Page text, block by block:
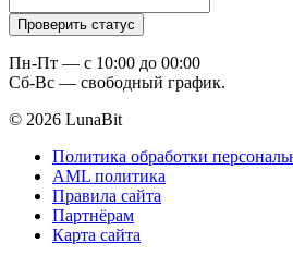
Пн-Пт — c 10:00 до 00:00
Сб-Вс — свободный график.
© 2026 LunaBit
Политика обработки
AML политика
Правила сайта
Партнёрам
Карта сайта